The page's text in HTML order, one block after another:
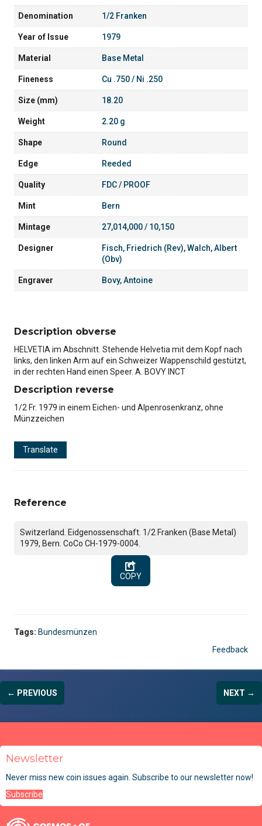
Denomination 1/2 Franken
Year of Issue 1979
Material Base Metal
Fineness Cu .750 / Ni .250
Size (mm) 18.20
Weight 2.20 g
Shape Round
Edge Reeded
Quality FDC / PROOF
Mint Bern
Mintage 27,014,000 / 10,150
Designer Fisch, Friedrich (Rev),Walch, Albert
(Obv)
Engraver Bovy, Antoine
Description obverse
HELVETIA im Abschnitt. Stehende Helvetia mit dem Kopf nach
links, den linken Arm auf ein Schweizer Wappenschild gestützt,
in der rechten Hand einen Speer. A. BOVY INCT
Description reverse
1/2 Fr. 1979 in einem Eichen- und Alpenrosenkranz, ohne
Münzzeichen
Translate
Reference
Switzerland. Eidgenossenschaft. 1/2 Franken (Base Metal)
1979, Bern. CoCo CH-1979-0004.
COPY
Tags: Bundesmünzen
Feedback
← PREVIOUS NEXT →
Newsletter
Never miss new coin issues again. Subscribe to our newsletter now!
Subscribe